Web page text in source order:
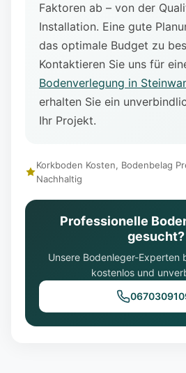
Faktoren ab – von der
Installation. Eine gute
das optimale Budget zu
Kontaktieren Sie uns für
Bodenverlegung in
erhalten Sie ein
Ihr Projekt.
Korkboden Kosten, Bodenbelag
Nachhaltig
Professionelle
gesucht?
Unsere Bodenleger-Experten
kostenlos und